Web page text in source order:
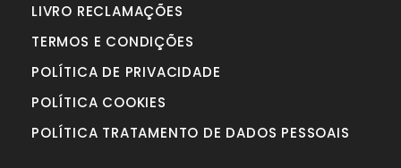
LIVRO RECLAMAÇÕES
TERMOS E CONDIÇÕES
POLÍTICA DE PRIVACIDADE
POLÍTICA COOKIES
POLÍTICA TRATAMENTO DE DADOS PESSOAIS